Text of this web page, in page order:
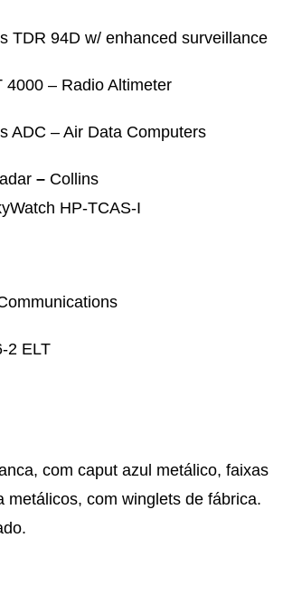
TDR 94D w/ enhanced surveillance
4000 – Radio Altimeter
ADC – Air Data Computers
– Collins
HP-TCAS-I
2 ELT
com caput azul metálico, faixas
metálicos, com winglets de fábrica.